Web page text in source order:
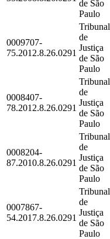
de São
Paulo
0009707-
75.2012.8.26.0291
Tribunal
de
Justiça
de São
Paulo
0008407-
78.2012.8.26.0291
Tribunal
de
Justiça
de São
Paulo
0008204-
87.2010.8.26.0291
Tribunal
de
Justiça
de São
Paulo
0007867-
54.2017.8.26.0291
Tribunal
de
Justiça
de São
Paulo